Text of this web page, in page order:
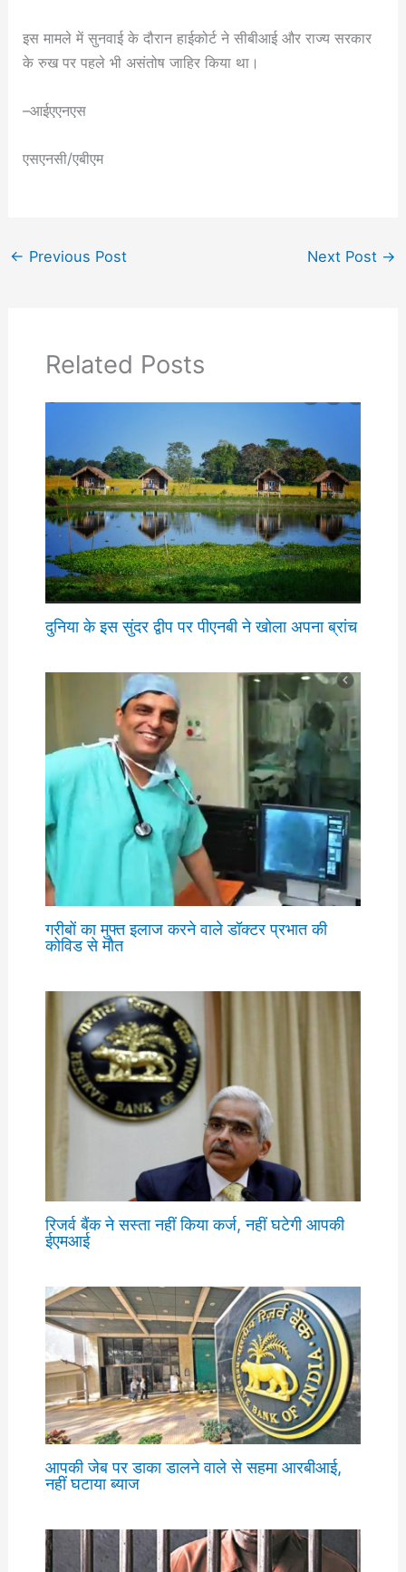
इस मामले में सुनवाई के दौरान हाईकोर्ट ने सीबीआई और राज्य सरकार
के रुख पर पहले भी असंतोष जाहिर किया था।
–आईएएनएस
एसएनसी/एबीएम
← Previous Post Next Post →
Related Posts
दुनिया के इस सुंदर द्वीप पर पीएनबी ने खोला अपना ब्रांच
गरीबों का मुफ्त इलाज करने वाले डॉक्टर प्रभात की
कोविड से मौत
रिजर्व बैंक ने सस्ता नहीं किया कर्ज, नहीं घटेगी आपकी
ईएमआई
आपकी जेब पर डाका डालने वाले से सहमा आरबीआई,
नहीं घटाया ब्याज